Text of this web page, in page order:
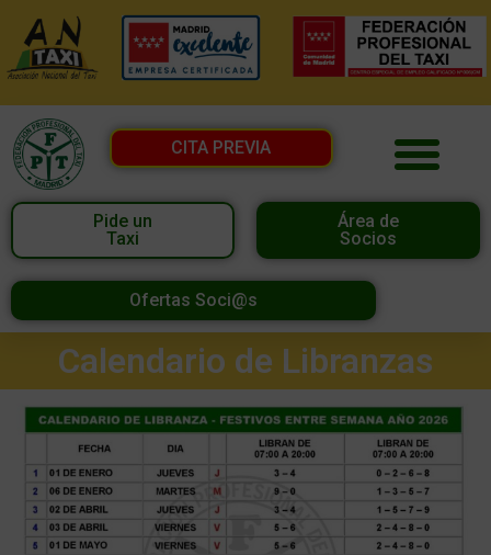
CITA PREVIA
Pide un
Taxi
Área de
Socios
Ofertas Soci@s
Calendario de Libranzas